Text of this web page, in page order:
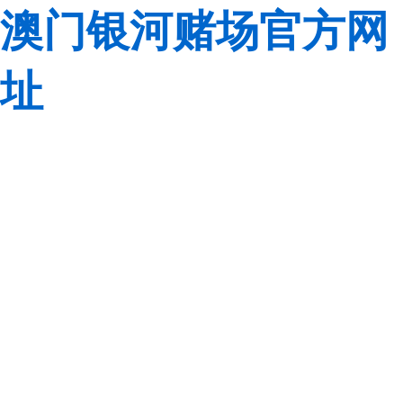
澳门银河赌场官方网
址